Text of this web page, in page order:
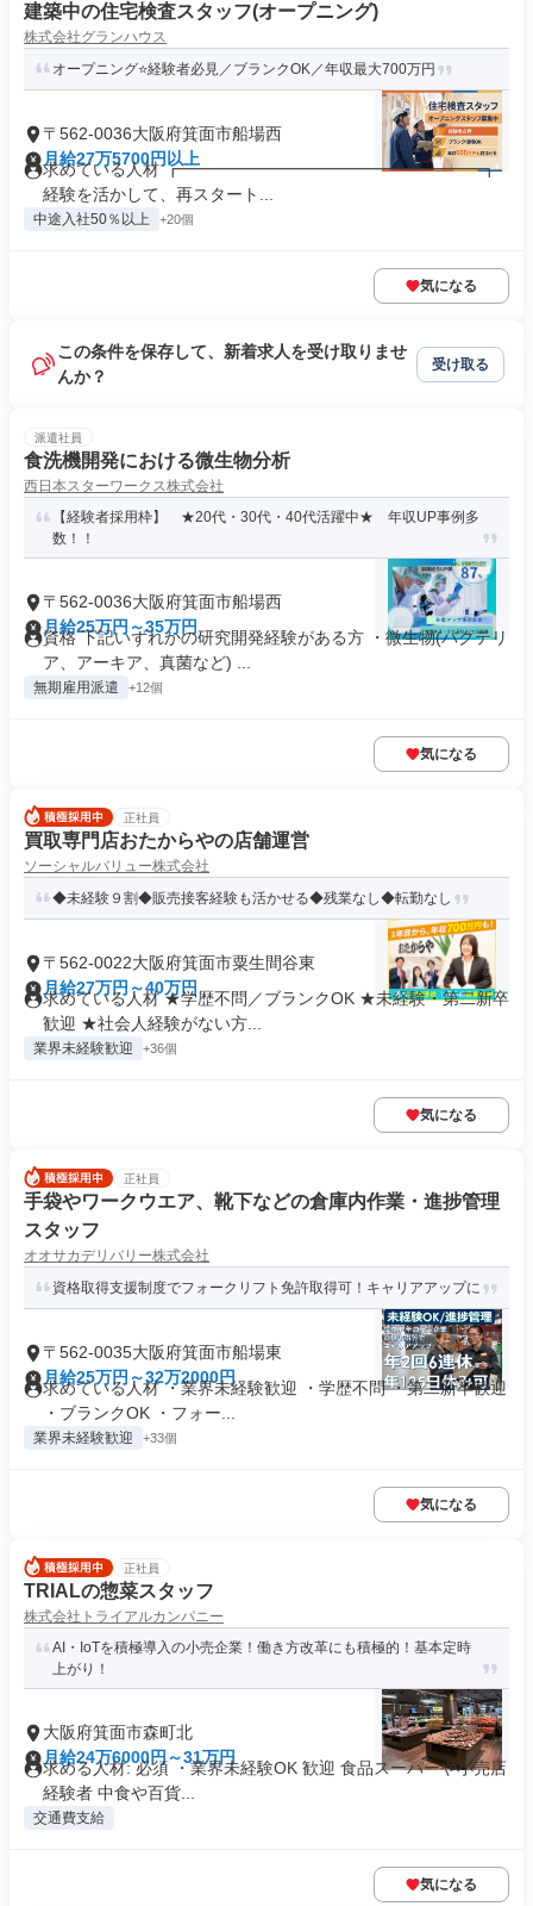
建築中の住宅検査スタッフ(オープニング)
株式会社グランハウス
オープニング⭐経験者必見／ブランクOK／年収最大700万円
〒562-0036大阪府箕面市船場西
月給27万5700円以上
求めている人材 ┏━━━━━━━━━━━━━━━━━━┓
経験を活かして、再スタート...
中途入社50％以上 +20個
気になる
この条件を保存して、新着求人を受け取りませ
んか？
受け取る
派遣社員
食洗機開発における微生物分析
西日本スターワークス株式会社
【経験者採用枠】 ★20代・30代・40代活躍中★ 年収UP事例多
数！！
〒562-0036大阪府箕面市船場西
月給25万円～35万円
資格 下記いずれかの研究開発経験がある方 ・微生物(バクテリ
ア、アーキア、真菌など) ...
無期雇用派遣 +12個
気になる
正社員
買取専門店おたからやの店舗運営
ソーシャルバリュー株式会社
◆未経験９割◆販売接客経験も活かせる◆残業なし◆転勤なし
〒562-0022大阪府箕面市粟生間谷東
月給27万円～40万円
求めている人材 ★学歴不問／ブランクOK ★未経験・第二新卒
歓迎 ★社会人経験がない方...
業界未経験歓迎 +36個
気になる
正社員
手袋やワークウエア、靴下などの倉庫内作業・進捗管理
スタッフ
オオサカデリバリー株式会社
資格取得支援制度でフォークリフト免許取得可！キャリアアップに
〒562-0035大阪府箕面市船場東
月給25万円～32万2000円
求めている人材 ・業界未経験歓迎 ・学歴不問 ・第二新卒歓迎
・ブランクOK ・フォー...
業界未経験歓迎 +33個
気になる
正社員
TRIALの惣菜スタッフ
株式会社トライアルカンパニー
AI・IoTを積極導入の小売企業！働き方改革にも積極的！基本定時
上がり！
大阪府箕面市森町北
月給24万6000円～31万円
求める人材: 必須 ・業界未経験OK 歓迎 食品スーパーや小売店
経験者 中食や百貨...
交通費支給
気になる